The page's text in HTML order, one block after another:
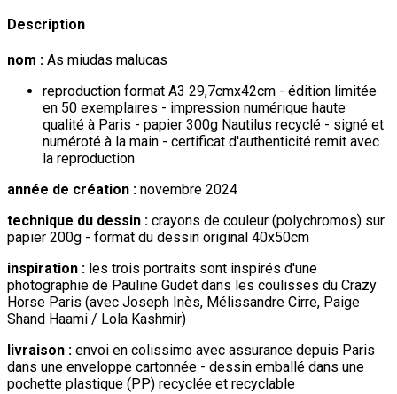
Description
nom : As miudas malucas
reproduction format A3 29,7cmx42cm - édition limitée
en 50 exemplaires - impression numérique haute
qualité à Paris - papier 300g Nautilus recyclé - signé et
numéroté à la main - certificat d'authenticité remit avec
la reproduction
année de création : novembre 2024
technique du dessin : crayons de couleur (polychromos) sur
papier 200g - format du dessin original 40x50cm
inspiration : les trois portraits sont inspirés d'une
photographie de Pauline Gudet dans les coulisses du Crazy
Horse Paris (avec Joseph Inès, Mélissandre Cirre, Paige
Shand Haami / Lola Kashmir)
livraison : envoi en colissimo avec assurance depuis Paris
dans une enveloppe cartonnée - dessin emballé dans une
pochette plastique (PP) recyclée et recyclable